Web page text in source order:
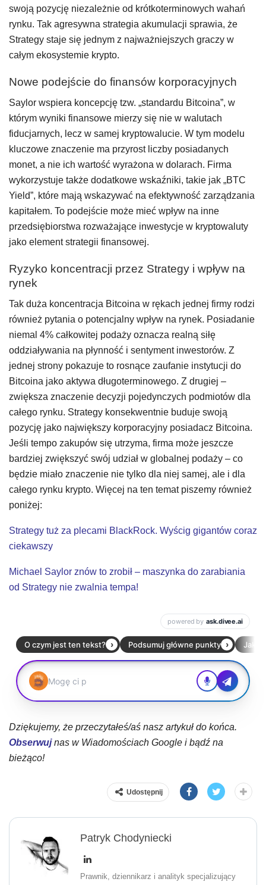
swoją pozycję niezależnie od krótkoterminowych wahań
rynku. Tak agresywna strategia akumulacji sprawia, że
Strategy staje się jednym z najważniejszych graczy w
całym ekosystemie krypto.
Nowe podejście do finansów korporacyjnych
Saylor wspiera koncepcję tzw. „standardu Bitcoina”, w
którym wyniki finansowe mierzy się nie w walutach
fiducjarnych, lecz w samej kryptowalucie. W tym modelu
kluczowe znaczenie ma przyrost liczby posiadanych
monet, a nie ich wartość wyrażona w dolarach. Firma
wykorzystuje także dodatkowe wskaźniki, takie jak „BTC
Yield”, które mają wskazywać na efektywność zarządzania
kapitałem. To podejście może mieć wpływ na inne
przedsiębiorstwa rozważające inwestycje w kryptowaluty
jako element strategii finansowej.
Ryzyko koncentracji przez Strategy i wpływ na
rynek
Tak duża koncentracja Bitcoina w rękach jednej firmy rodzi
również pytania o potencjalny wpływ na rynek. Posiadanie
niemal 4% całkowitej podaży oznacza realną siłę
oddziaływania na płynność i sentyment inwestorów. Z
jednej strony pokazuje to rosnące zaufanie instytucji do
Bitcoina jako aktywa długoterminowego. Z drugiej –
zwiększa znaczenie decyzji pojedynczych podmiotów dla
całego rynku. Strategy konsekwentnie buduje swoją
pozycję jako największy korporacyjny posiadacz Bitcoina.
Jeśli tempo zakupów się utrzyma, firma może jeszcze
bardziej zwiększyć swój udział w globalnej podaży – co
będzie miało znaczenie nie tylko dla niej samej, ale i dla
całego rynku krypto. Więcej na ten temat piszemy również
poniżej:
Strategy tuż za plecami BlackRock. Wyścig gigantów coraz
ciekawszy
Michael Saylor znów to zrobił – maszynka do zarabiania
od Strategy nie zwalnia tempa!
Dziękujemy, że przeczytałeś/aś nasz artykuł do końca.
Obserwujnas w Wiadomościach Google i bądź na
bieżąco!
Udostępnij
Patryk Chodyniecki
Prawnik, dziennikarz i analityk specjalizujący